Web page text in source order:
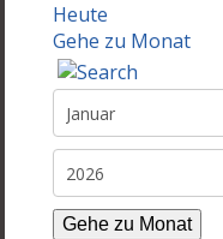
Heute
Gehe zu Monat
Gehe zu Monat